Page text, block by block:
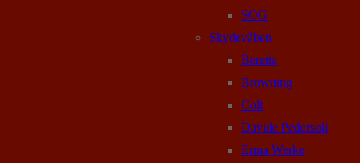
SOG
Skydevåben
Beretta
Browning
Colt
Davide Pedersoli
Erma Werke